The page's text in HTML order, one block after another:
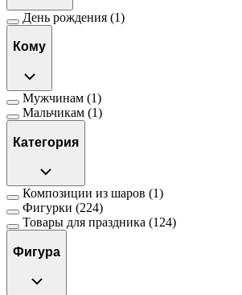
День рождения (1)
Кому
Мужчинам (1)
Мальчикам (1)
Категория
Композиции из шаров (1)
Фигурки (224)
Товары для праздника (124)
Фигура